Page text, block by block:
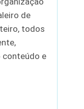
de
todos
conteúdo e